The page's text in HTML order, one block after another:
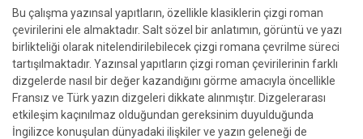
Bu çalışma yazınsal yapıtların, özellikle klasiklerin çizgi roman
çevirilerini ele almaktadır. Salt sözel bir anlatımın, görüntü ve yazı
birlikteliği olarak nitelendirilebilecek çizgi romana çevrilme süreci
tartışılmaktadır. Yazınsal yapıtların çizgi roman çevirilerinin farklı
dizgelerde nasıl bir değer kazandığını görme amacıyla öncellikle
Fransız ve Türk yazın dizgeleri dikkate alınmıştır. Dizgelerarası
etkileşim kaçınılmaz olduğundan gereksinim duyulduğunda
İngilizce konuşulan dünyadaki ilişkiler ve yazın geleneği de